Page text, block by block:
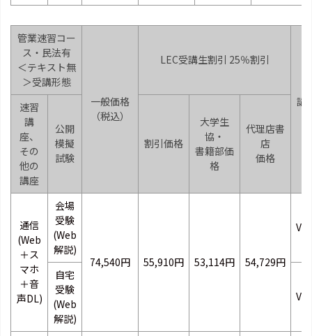
管業速習コー
ス・民法有
＜テキスト無
＞受講形態
一般価格
（税込）
LEC受講生割引 25％割引
講
速習
講
座、
その
他の
講座
公開
模擬
試験
割引価格
大学生
協・
書籍部価
格
代理店書
店
価格
通信
(Web
＋ス
マホ
＋音
声DL)
会場
受験
(Web
解説)
74,540円
55,910円 53,114円 54,729円
自宅
受験
(Web
解説)